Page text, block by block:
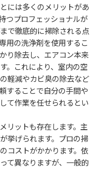
には多くのメリットがあ
つプロフェッショナルが
で徹底的に掃除される点
用の洗浄剤を使用するこ
り除去し、エアコン本来
。これにより、室内の空
軽減やカビ臭の除去など
することで自分の手間や
て作業を任せられるとい
リットも存在します。主
挙げられます。プロの掃
コストがかかります。依
て異なりますが、一般的